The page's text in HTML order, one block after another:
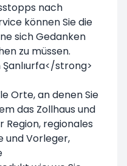
nach
können Sie die
sich Gedanken
zu müssen.
strong>
Orte, an denen Sie
das Zollhaus und
regionales
und Vorleger,